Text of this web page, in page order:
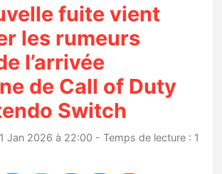
ventes
fuite vient
les rumeurs
l’arrivée
de Call of Duty
Switch
Jan 2026 à 22:00 - Temps de lecture : 1